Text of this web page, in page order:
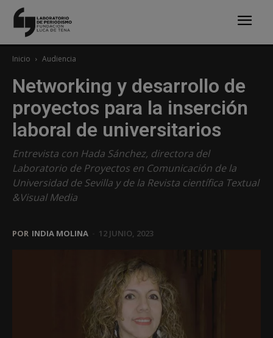
Inicio Audiencia
Networking y desarrollo de
proyectos para la inserción
laboral de universitarios
Entrevista con Hada Sánchez, directora del
Laboratorio de Proyectos en Comunicación de la
Universidad de Sevilla y de la Revista científica Textual
&Visual Media
POR INDIA MOLINA 12 JUNIO, 2023